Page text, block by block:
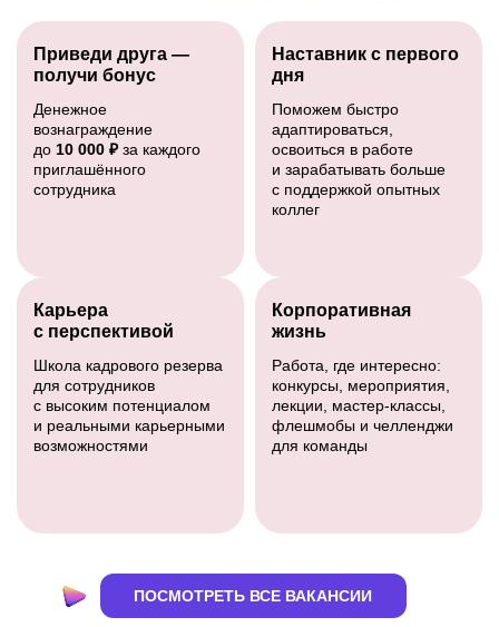
Карьера
с перспективой
Школа кадрового резерва
для сотрудников
с высоким потенциалом
и реальными карьерными
возможностями
Корпоративная
жизнь
Работа, где интересно:
конкурсы, мероприятия,
лекции, мастер-классы,
флешмобы и челленджи
для команды
Приведи друга —
получи бонус
Денежное
вознаграждение
до 10 000 ₽ за каждого
приглашённого
сотрудника
Наставник с первого
дня
Поможем быстро
адаптироваться,
освоиться в работе
и зарабатывать больше
с поддержкой опытных
коллег
ПОСМОТРЕТЬ ВСЕ ВАКАНСИИ